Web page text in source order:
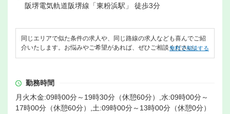
阪堺電気軌道阪堺線「東粉浜駅」 徒歩3分
同じエリアで似た条件の求人や、同じ路線の求人なども喜んでご紹
介いたします。お悩みやご希望があれば、ぜひご相談ください。
無料で相談する
勤務時間
月火木金:09時00分～19時30分（休憩60分）,水:09時00分～
17時00分（休憩60分）,土:09時00分～13時00分（休憩0分）